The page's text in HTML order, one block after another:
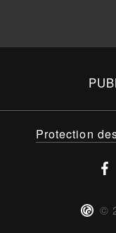
©
Protection